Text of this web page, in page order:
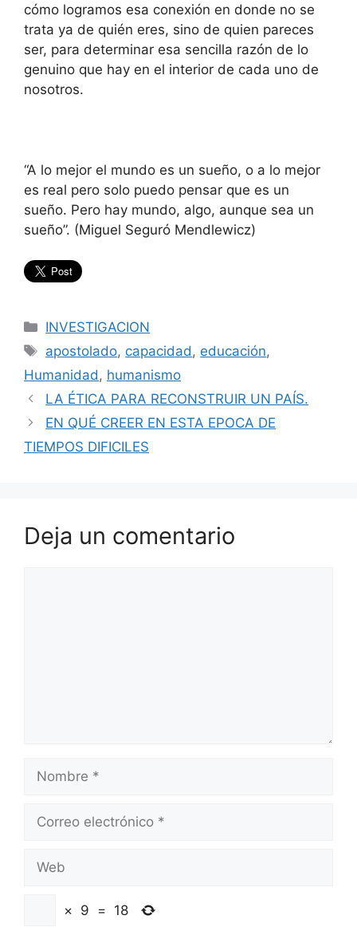
cómo logramos esa conexión en donde no se
trata ya de quién eres, sino de quien pareces
ser, para determinar esa sencilla razón de lo
genuino que hay en el interior de cada uno de
nosotros.
“A lo mejor el mundo es un sueño, o a lo mejor
es real pero solo puedo pensar que es un
sueño. Pero hay mundo, algo, aunque sea un
sueño”. (Miguel Seguró Mendlewicz)
Categorías
INVESTIGACION
Etiquetas
apostolado, capacidad, educación,
Humanidad, humanismo
LA ÉTICA PARA RECONSTRUIR UN PAÍS.
EN QUÉ CREER EN ESTA EPOCA DE
TIEMPOS DIFICILES
Deja un comentario
Nombre
Correo
Web
× 9 = 18